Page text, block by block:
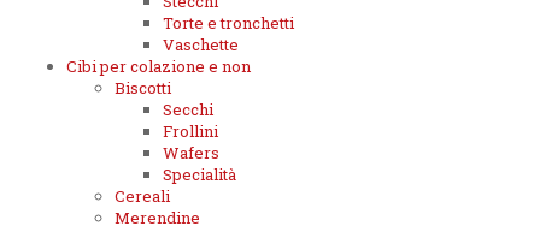
Torte e tronchetti
Vaschette
Cibi per colazione e non
Biscotti
Secchi
Frollini
Wafers
Specialità
Cereali
Merendine